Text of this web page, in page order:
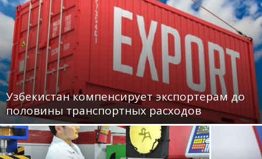
Узбекистан компенсирует экспортерам до
половины транспортных расходов